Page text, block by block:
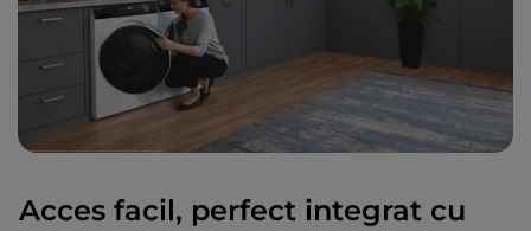
Acces facil, perfect integrat cu